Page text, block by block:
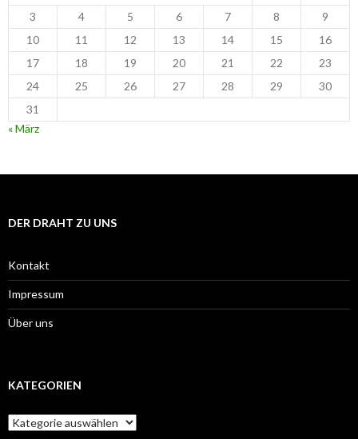
3
4 5 6 7 8
9
10
11 12 13 14 15
16
17
18 19 20 21 22
23
24
25 26 27 28 29
30
31
« März
DER DRAHT ZU UNS
Kontakt
Impressum
Über uns
KATEGORIEN
Kategorien